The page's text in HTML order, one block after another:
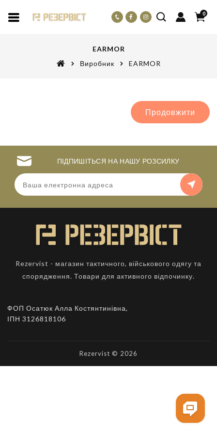
0
EARMOR
Виробник
EARMOR
Продовжити
ПІДПИШІТЬСЯ НА НАШУ РОЗСИЛКУ
Rezervist - магазин тактичного, військового одягу та
спорядження. Товари для активного відпочинку.
ФОП Осатюк Алла Костянтинівна,
ІПН 3126818106
Rezervist © 2026